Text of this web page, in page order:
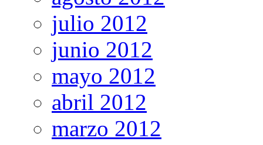
julio 2012
junio 2012
mayo 2012
abril 2012
marzo 2012